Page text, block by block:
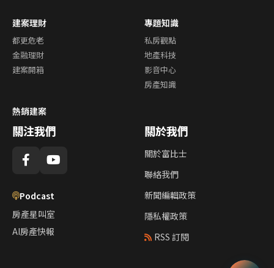
建案理財
都更危老
金融理財
建案開箱
專題知識
私房觀點
地產科技
影音中心
房產知識
熱銷建案
關注我們
Podcast
房產星叫室
AI房產快報
關於我們
關於富比士
聯絡我們
新聞編輯政策
隱私權政策
RSS 訂閱